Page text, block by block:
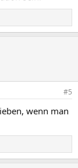
#5
wenn man